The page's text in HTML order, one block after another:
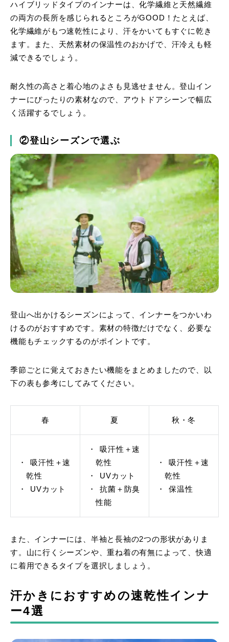
ハイブリッドタイプのインナーは、化学繊維と天然繊維
の両方の長所を感じられるところがGOOD！たとえば、
化学繊維がもつ速乾性により、汗をかいてもすぐに乾き
ます。また、天然素材の保温性のおかげで、汗冷えも軽
減できるでしょう。
耐久性の高さと着心地のよさも見逃せません。登山イン
ナーにぴったりの素材なので、アウトドアシーンで幅広
く活躍するでしょう。
②登山シーズンで選ぶ
登山へ出かけるシーズンによって、インナーをつかいわ
けるのがおすすめです。素材の特徴だけでなく、必要な
機能もチェックするのがポイントです。
季節ごとに覚えておきたい機能をまとめましたので、以
下の表も参考にしてみてください。
春 夏 秋・冬
吸汗性＋速
乾性
UVカット
吸汗性＋速
乾性
UVカット
抗菌＋防臭
性能
吸汗性＋速
乾性
保温性
また、インナーには、半袖と長袖の2つの形状がありま
す。山に行くシーズンや、重ね着の有無によって、快適
に着用できるタイプを選択しましょう。
汗かきにおすすめの速乾性インナ
ー4選